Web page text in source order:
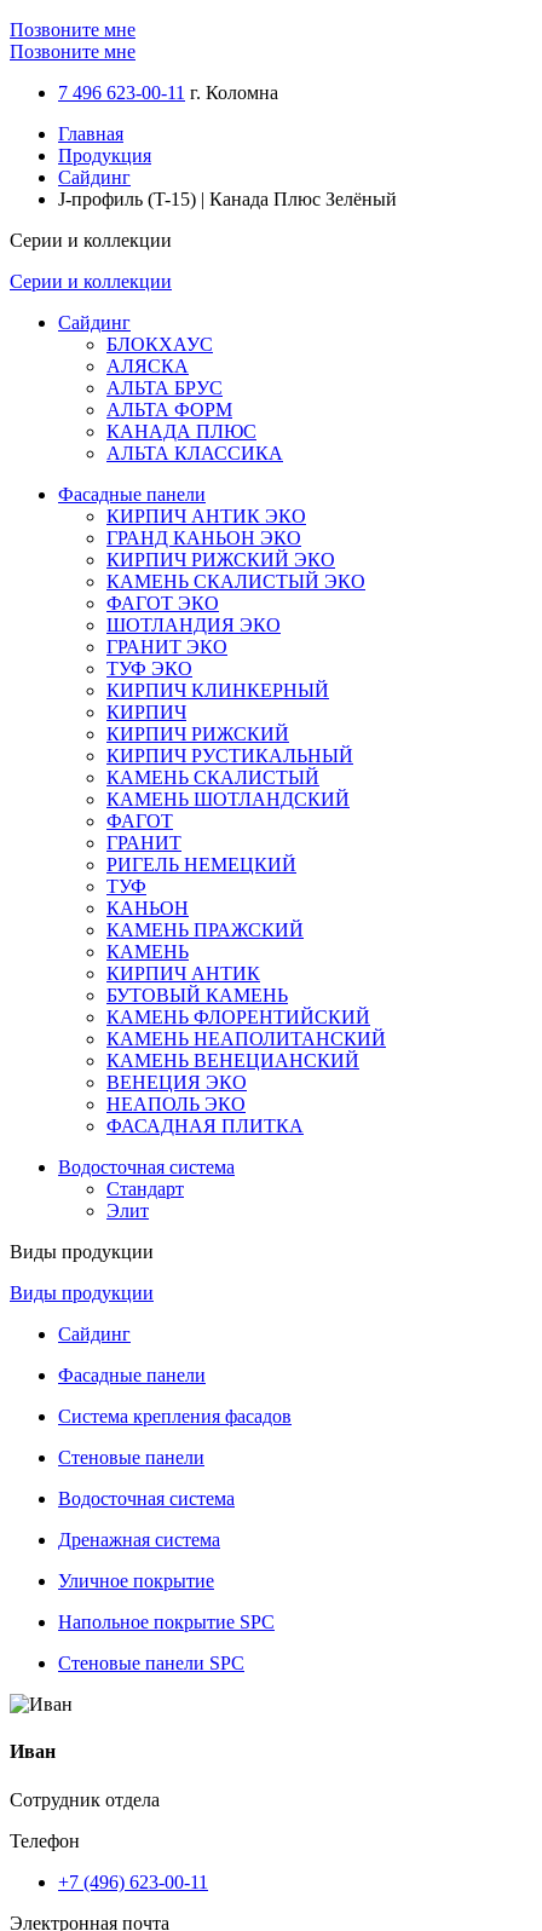
Позвоните мне
Позвоните мне
7 496 623-00-11 г. Коломна
Главная
Продукция
Сайдинг
J-профиль (T-15) | Канада Плюс Зелёный
Серии и коллекции
Серии и коллекции
Сайдинг
БЛОКХАУС
АЛЯСКА
АЛЬТА БРУС
АЛЬТА ФОРМ
КАНАДА ПЛЮС
АЛЬТА КЛАССИКА
Фасадные панели
КИРПИЧ АНТИК ЭКО
ГРАНД КАНЬОН ЭКО
КИРПИЧ РИЖСКИЙ ЭКО
КАМЕНЬ СКАЛИСТЫЙ ЭКО
ФАГОТ ЭКО
ШОТЛАНДИЯ ЭКО
ГРАНИТ ЭКО
ТУФ ЭКО
КИРПИЧ КЛИНКЕРНЫЙ
КИРПИЧ
КИРПИЧ РИЖСКИЙ
КИРПИЧ РУСТИКАЛЬНЫЙ
КАМЕНЬ СКАЛИСТЫЙ
КАМЕНЬ ШОТЛАНДСКИЙ
ФАГОТ
ГРАНИТ
РИГЕЛЬ НЕМЕЦКИЙ
ТУФ
КАНЬОН
КАМЕНЬ ПРАЖСКИЙ
КАМЕНЬ
КИРПИЧ АНТИК
БУТОВЫЙ КАМЕНЬ
КАМЕНЬ ФЛОРЕНТИЙСКИЙ
КАМЕНЬ НЕАПОЛИТАНСКИЙ
КАМЕНЬ ВЕНЕЦИАНСКИЙ
ВЕНЕЦИЯ ЭКО
НЕАПОЛЬ ЭКО
ФАСАДНАЯ ПЛИТКА
Водосточная система
Стандарт
Элит
Виды продукции
Виды продукции
Сайдинг
Фасадные панели
Система крепления фасадов
Стеновые панели
Водосточная система
Дренажная система
Уличное покрытие
Напольное покрытие SPC
Стеновые панели SPC
Иван
Сотрудник отдела
Телефон
+7 (496) 623-00-11
Электронная почта